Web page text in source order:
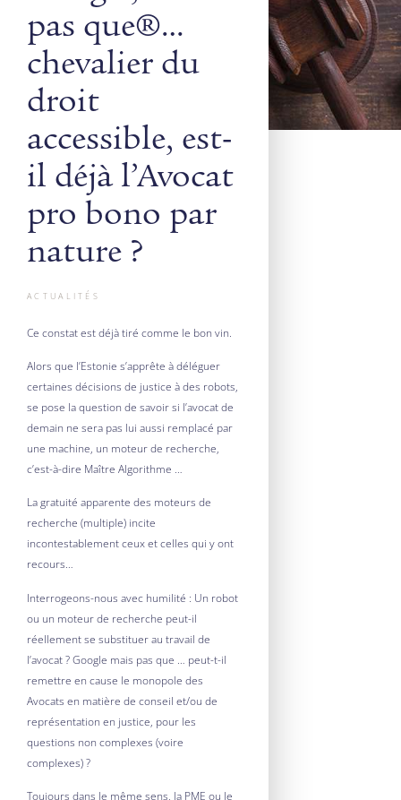
pas que …
chevalier du
droit
accessible, est-
il déjà l’Avocat
pro bono par
nature ?
ACTUALITÉS
Ce constat est déjà tiré comme le bon vin.
Alors que l’Estonie s’apprête à déléguer
certaines décisions de justice à des robots,
se pose la question de savoir si l’avocat de
demain ne sera pas lui aussi remplacé par
une machine, un moteur de recherche,
c’est-à-dire Maître Algorithme …
La gratuité apparente des moteurs de
recherche (multiple) incite
incontestablement ceux et celles qui y ont
recours…
Interrogeons-nous avec humilité : Un robot
ou un moteur de recherche peut-il
réellement se substituer au travail de
l’avocat ? Google mais pas que … peut-t-il
remettre en cause le monopole des
Avocats en matière de conseil et/ou de
représentation en justice, pour les
questions non complexes (voire
complexes) ?
Toujours dans le même sens, la PME ou le